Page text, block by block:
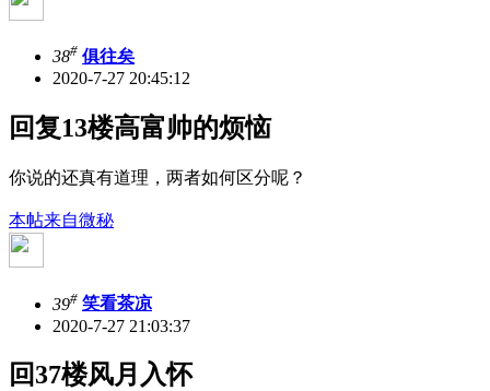
38# 俱往矣
2020-7-27 20:45:12
回复13楼高富帅的烦恼
你说的还真有道理，两者如何区分呢？
本帖来自微秘
39# 笑看茶凉
2020-7-27 21:03:37
回37楼风月入怀